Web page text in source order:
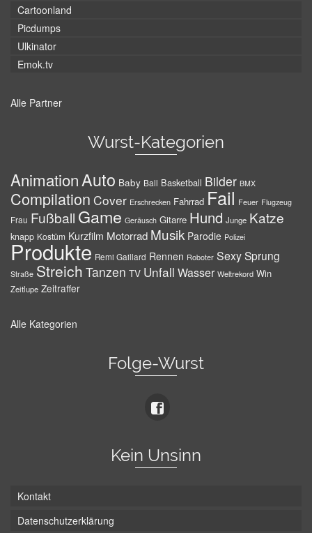
Cartoonland
Picdumps
Ulkinator
Emok.tv
Alle Partner
Wurst-Kategorien
AnimationAuto Baby Ball Basketball Bilder BMX
Compilation Cover Erschrecken Fahrrad Fail Feuer Flugzeug
Frau Fußball Game Geräusch Gitarre Hund Junge Katze
knapp Kostüm Kurzfilm Motorrad Musik Parodie Polizei
Produkte Remi Gaillard Rennen Roboter SexySprung
Straße Streich Tanzen TV Unfall Wasser Weltrekord Win
Zeitlupe Zeitraffer
Alle Kategorien
Folge-Wurst
Kein Unsinn
Kontakt
Datenschutzerklärung